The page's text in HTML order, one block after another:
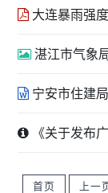
大连暴雨强
湛江市气象
宁安市住建
《关于发布
首页 上一